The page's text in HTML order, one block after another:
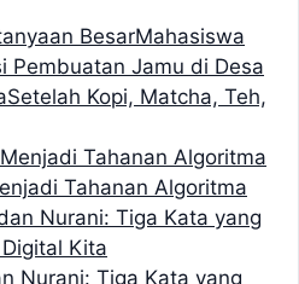
BesarMahasiswa
Pembuatan Jamu di Desa
Setelah Kopi, Matcha, Teh,
Tahanan Algoritma
Nurani: Tiga Kata yang